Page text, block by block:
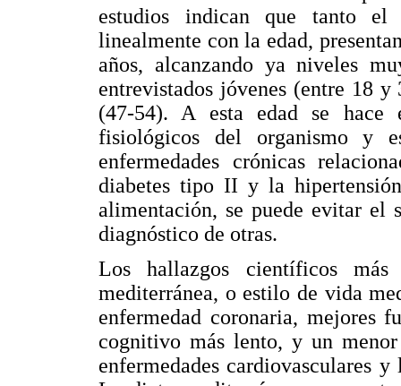
estudios indican que tanto el
linealmente con la edad,
años, alcanzando ya niveles
entrevistados jóvenes (entre 18
(47-54). A esta edad se hace
fisiológicos del organismo y
enfermedades crónicas
diabetes tipo II y la
alimentación, se puede evitar el
diagnóstico de otras.
Los hallazgos científicos
mediterránea, o estilo de vida
enfermedad coronaria, mejores
cognitivo más lento, y un
enfermedades cardiovasculares